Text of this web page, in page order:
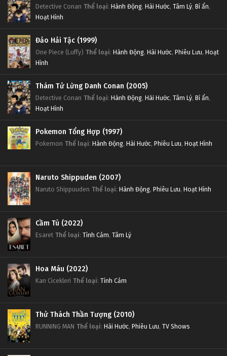
Detective Conan Thể loại: Hành Động, Hài Hước, Tâm Lý, Bí ẩn,
Hoạt Hình
Đảo Hải Tặc (1999)
One Piece (Luffy) Thể loại: Hành Động, Hài Hước, Phiêu Lưu, Hoạt
Hình
Thám Tử Lừng Danh Conan (2005)
Detective Conan Thể loại: Hành Động, Hài Hước, Tâm Lý, Bí ẩn,
Hoạt Hình
Pokemon Tổng Hợp (1997)
Pokemon Thể loại: Hành Động, Hài Hước, Phiêu Lưu, Hoạt Hình
Naruto Shippuden (2007)
Naruto Shippuuden Thể loại: Hành Động, Phiêu Lưu, Hoạt Hình
Cầm Tù (2022)
Esaret Thể loại: Tình Cảm, Tâm Lý
Hoa Máu (2022)
Kan Cicekleri Thể loại: Tình Cảm
Thử Thách Thần Tượng (2010)
RUNNING MAN Thể loại: Hài Hước, Phiêu Lưu, TV Shows